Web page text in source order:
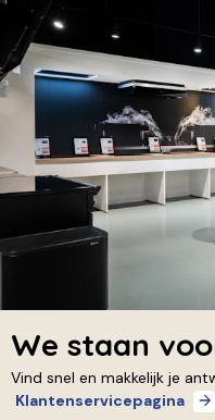
We staan
Vind snel en makkelijk je
Klantenservicepagina